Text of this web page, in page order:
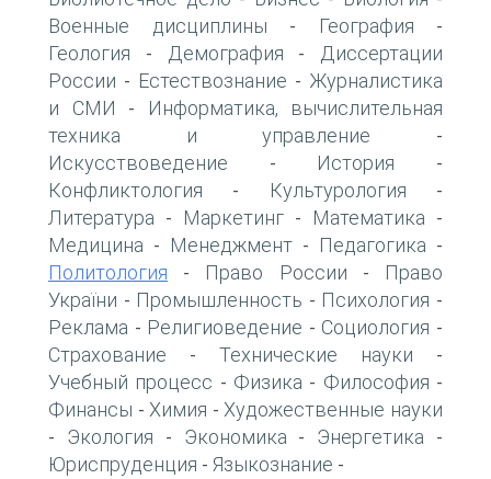
Военные дисциплины - География -
Геология - Демография -
Диссертации
России - Естествознание - Журналистика
и СМИ -
Информатика, вычислительная
техника и управление -
Искусствоведение - История -
Конфликтология - Культурология -
Литература - Маркетинг - Математика -
Медицина - Менеджмент - Педагогика -
Политология - Право России -
Право
України - Промышленность - Психология -
Реклама - Религиоведение - Социология -
Страхование - Технические науки -
Учебный процесс - Физика - Философия -
Финансы - Химия - Художественные науки
- Экология - Экономика - Энергетика -
Юриспруденция - Языкознание -